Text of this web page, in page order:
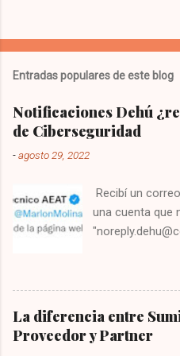
Entradas populares de este blog
Notificaciones Dehú
de Ciberseguridad
-agosto 29, 2022
Recibí un
una cuenta que
dirija a la web:
pensé que era
hacerse
desde un email
Segundo
La diferencia entre
Proveedor y Partner